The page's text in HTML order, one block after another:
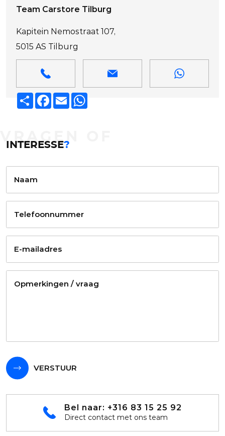
Team Carstore Tilburg
Kapitein Nemostraat 107,
5015 AS Tilburg
Deel Facebook
Email
INTERESSE?
VERSTUUR
Bel naar: +316 83 15 25 92
Direct contact met ons team